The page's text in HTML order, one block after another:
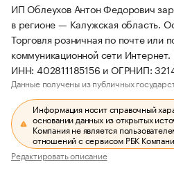
ИП Облеухов Антон Федорович
в регионе — Калужская область.
Торговля розничная по почте или
коммуникационной сети
ИНН: 402811185156 и ОГРНИП:
Данные получены из публичных
Информация носит справочный
основании данных из открытых
Компания не является
отношений с сервисом РБК
Редактировать описание